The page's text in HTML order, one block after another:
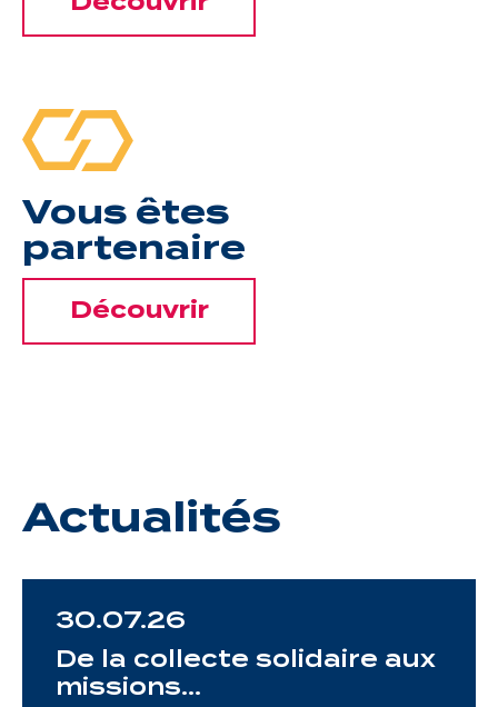
Vous êtes
partenaire
Découvrir
Actualités
30.07.26
De la collecte solidaire aux
missions…